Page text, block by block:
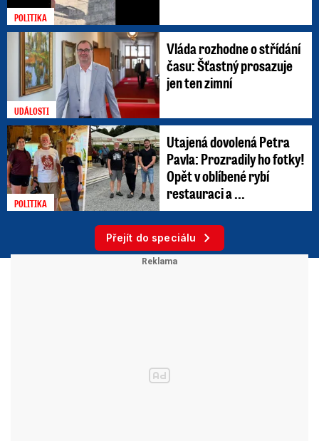
POLITIKA
UDÁLOSTI
Vláda rozhodne o střídání
času: Šťastný prosazuje
jen ten zimní
POLITIKA
Utajená dovolená Petra
Pavla: Prozradily ho fotky!
Opět v oblíbené rybí
restauraci a ...
Přejít do speciálu